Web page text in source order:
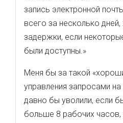
запись электронной
всего за несколько
задержки, если
были доступны.»
Меня бы за такой
управления запросами
давно бы уволили, если
больше 8 рабочих часов,